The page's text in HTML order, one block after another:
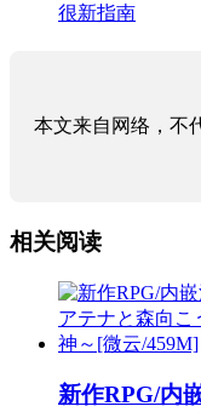
很新指南
本文来自网络，不
相关阅读
新作RPG/内